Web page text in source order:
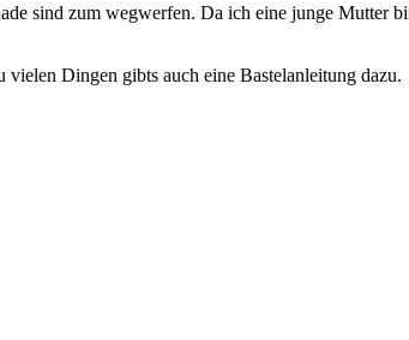
sind zum wegwerfen. Da ich eine junge Mutter
Dingen gibts auch eine Bastelanleitung dazu.